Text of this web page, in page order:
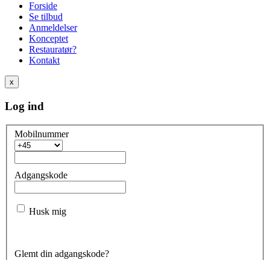
Forside
Se tilbud
Anmeldelser
Konceptet
Restauratør?
Kontakt
x
Log ind
Mobilnummer
Adgangskode
Husk mig
Glemt din adgangskode?